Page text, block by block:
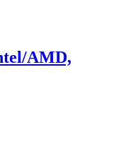
AMD,